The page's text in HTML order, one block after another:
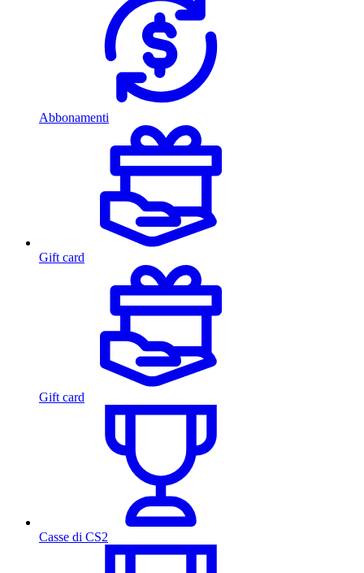
Abbonamenti
Gift card
Gift card
Casse di CS2